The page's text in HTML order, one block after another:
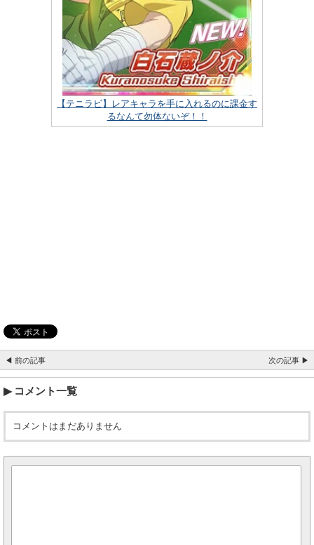
【テニラビ】レアキャラを手に入れるのに課金す
るなんて勿体ないぞ！！
◀ 前の記事 次の記事 ▶
コメント一覧
コメントはまだありません